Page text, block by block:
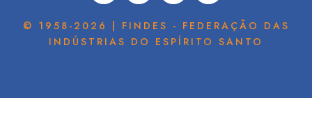
© 1958-2026 | FINDES - FEDERAÇÃO DAS
INDÚSTRIAS DO ESPÍRITO SANTO